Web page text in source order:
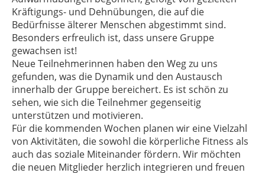
Kräftigungs- und Dehnübungen, die auf die
Bedürfnisse älterer Menschen abgestimmt sind.
Besonders erfreulich ist, dass unsere Gruppe
gewachsen ist!
Neue Teilnehmerinnen haben den Weg zu uns
gefunden, was die Dynamik und den Austausch
innerhalb der Gruppe bereichert. Es ist schön zu
sehen, wie sich die Teilnehmer gegenseitig
unterstützen und motivieren.
Für die kommenden Wochen planen wir eine Vielzahl
von Aktivitäten, die sowohl die körperliche Fitness als
auch das soziale Miteinander fördern. Wir möchten
die neuen Mitglieder herzlich integrieren und freuen